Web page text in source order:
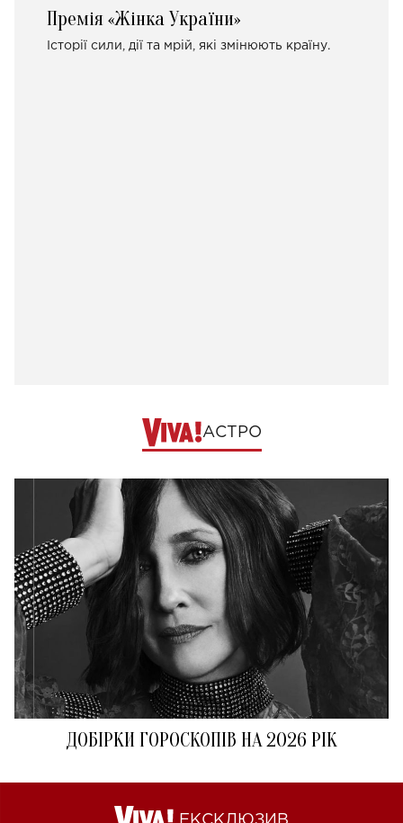
Премія «Жінка України»
Історії сили, дії та мрій, які змінюють країну.
АСТРО
ДОБІРКИ ГОРОСКОПІВ НА 2026 РІК